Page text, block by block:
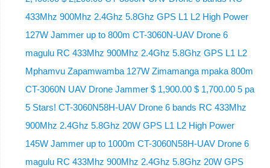
433Mhz 900Mhz 2.4Ghz 5.8Ghz GPS L1 L2 High Power
127W Jammer up to 800m CT-3060N-UAV Drone 6
magulu RC 433Mhz 900Mhz 2.4Ghz 5.8Ghz GPS L1 L2
Mphamvu Zapamwamba 127W Zimamanga mpaka 800m
CT-3060N UAV Drone Jammer $ 1,900.00 $ 1,700.00 5 pa
5 Stars! CT-3060N58H-UAV Drone 6 bands RC 433Mhz
900Mhz 2.4Ghz 5.8Ghz 20W GPS L1 L2 High Power
145W Jammer up to 1000m CT-3060N58H-UAV Drone 6
magulu RC 433Mhz 900Mhz 2.4Ghz 5.8Ghz 20W GPS